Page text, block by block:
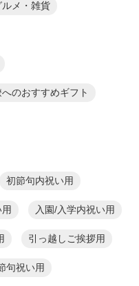
メ・雑貨
へのおすすめギフト
初節句内祝い用
入園/入学内祝い用
引っ越しご挨拶用
句祝い用